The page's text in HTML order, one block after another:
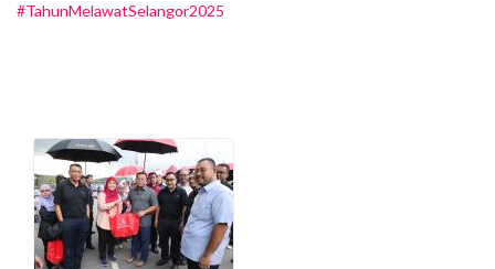
#TahunMelawatSelangor2025